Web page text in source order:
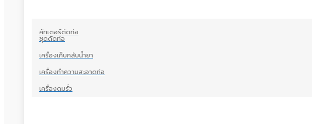
คัทเตอร์ตัดท่อ
ชุดดัดท่อ
เครื่องเก็บกลับน้ำยา
เครื่องทำความสะอาดท่อ
เครื่องดมรั่ว